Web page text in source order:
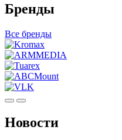
Бренды
Все бренды
Новости